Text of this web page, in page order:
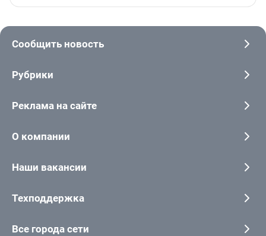
Сообщить новость
Рубрики
Реклама на сайте
О компании
Наши вакансии
Техподдержка
Все города сети